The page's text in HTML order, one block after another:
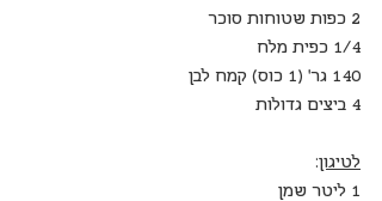
2 כפות שטוחות סוכר
1/4 כפית מלח
140 גר' (1 כוס) קמח לבן
4 ביצים גדולות
לטיגון:
1 ליטר שמן